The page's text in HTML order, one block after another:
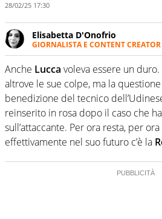
28/02/25 17:30
Elisabetta D'Onofrio
GIORNALISTA E CONTENT CREATOR
Giornalista professionista dal
personale e necessità:
suoi protagonisti,
nell'ambito della creazione di
destra, oggi si sente a suo agio
una classifica riservata dei
Anche Lucca voleva essere un
altrove le sue colpe, ma la
benedizione del tecnico
reinserito in rosa dopo il caso che
sull’attaccante. Per ora resta, per
effettivamente nel suo futuro c’è la